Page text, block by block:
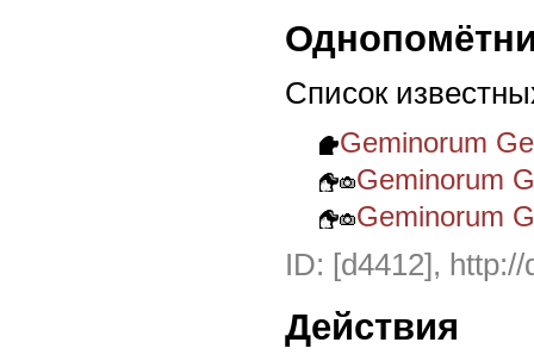
Список
Geminorum
Geminorum
Geminorum
ID: [d4412],
Действия